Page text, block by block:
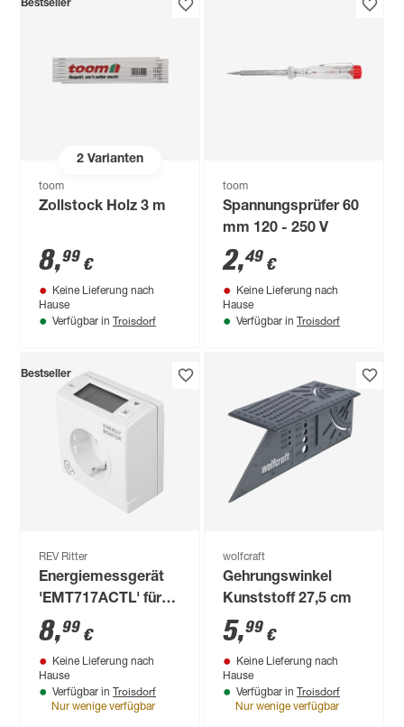
2Varianten
Bestseller
toom
Zollstock Holz 3 m
8,99 €
Keine Lieferung nach
Hause
Verfügbar in Troisdorf
toom
Spannungsprüfer 60
mm 120 - 250 V
2,49 €
Keine Lieferung nach
Hause
Verfügbar in Troisdorf
Bestseller
REV Ritter
Energiemessgerät
'EMT717ACTL' für
die Steckdose
8,99 €
Keine Lieferung nach
Hause
Verfügbar in Troisdorf
Nur wenige verfügbar
wolfcraft
Gehrungswinkel
Kunststoff 27,5 cm
5,99 €
Keine Lieferung nach
Hause
Verfügbar in Troisdorf
Nur wenige verfügbar